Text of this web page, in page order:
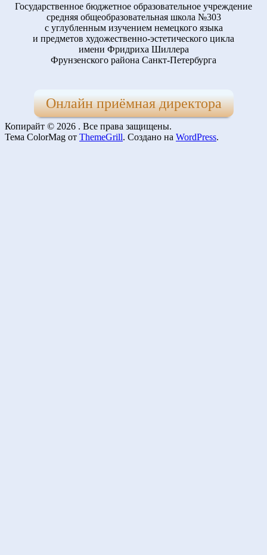
Государственное бюджетное образовательное учреждение
средняя общеобразовательная школа №303
с углубленным изучением немецкого языка
и предметов художественно-эстетического цикла
имени Фридриха Шиллера
Фрунзенского района Санкт-Петербурга
Онлайн приёмная директора
Копирайт © 2026 . Все права защищены.
Тема ColorMag от ThemeGrill. Создано на WordPress.